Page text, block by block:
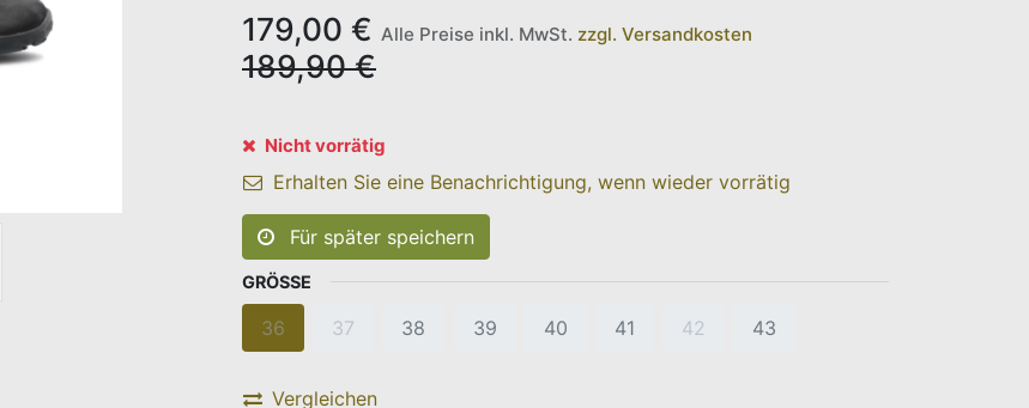
179,00 € Alle Preise inkl. MwSt. zzgl. Versandkosten
189,90€
Nicht vorrätig
Erhalten Sie eine Benachrichtigung, wenn wieder vorrätig
Für später speichern
GRÖSSE
36 37 38 39 40 41 42 43
Vergleichen